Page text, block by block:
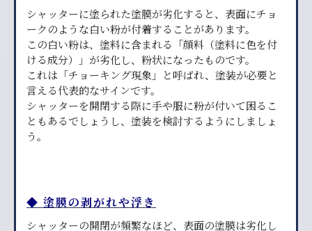
シャッターに塗られた塗膜が劣化すると、表面にチョ
ークのような白い粉が付着することがあります。
この白い粉は、塗料に含まれる「顔料（塗料に色を付
ける成分）」が劣化し、粉状になったものです。
これは「チョーキング現象」と呼ばれ、塗装が必要と
言える代表的なサインです。
シャッターを開閉する際に手や服に粉が付いて困るこ
ともあるでしょうし、塗装を検討するようにしましょ
う。
◆ 塗膜の剥がれや浮き
シャッターの開閉が頻繁なほど、表面の塗膜は劣化し